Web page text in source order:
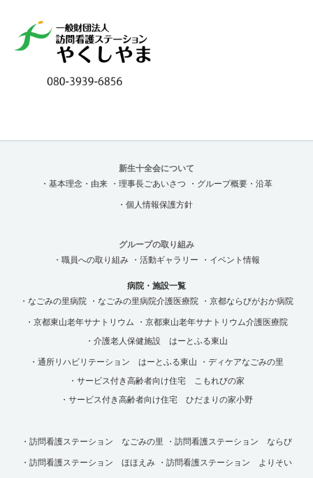
新生十全会について
・基本理念・由来
・理事長ごあいさつ ・グループ概要・沿革
・個人情報保護方針
グループの取り組み
・職員への取り組み
・活動ギャラリー ・イベント情報
病院・施設一覧
・なごみの里病院
・なごみの里病院介護医療院 ・京都ならびがおか病院
・京都東山老年サナトリウム
・京都東山老年サナトリウム介護医療院
・介護老人保健施設 はーとふる東山
・通所リハビリテーション はーとふる東山
・ディケアなごみの里
・サービス付き高齢者向け住宅 こもれびの家
・サービス付き高齢者向け住宅 ひだまりの家小野
・訪問看護ステーション なごみの里 ・訪問看護ステーション ならび
・訪問看護ステーション ほほえみ ・訪問看護ステーション よりそい